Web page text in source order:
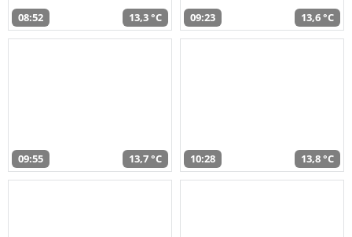
08:52 13,3 °C 09:23 13,6 °C
09:55 13,7 °C 10:28 13,8 °C